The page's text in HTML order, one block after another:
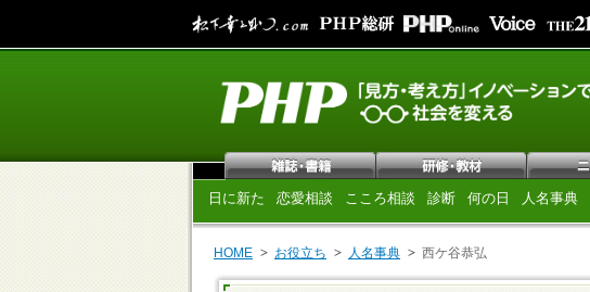
日に新た 恋愛相談 こころ相談 診断 何の日 人名事典
HOME お役立ち 人名事典 西ケ谷恭弘